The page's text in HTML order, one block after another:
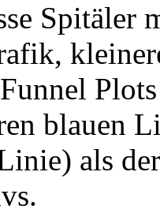
Spitäler
blauen
als